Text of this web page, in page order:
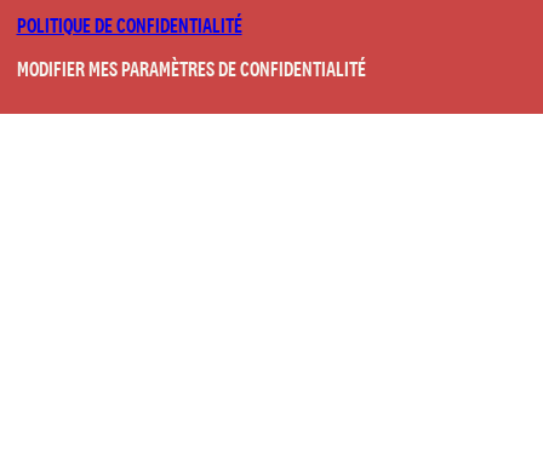
POLITIQUE DE CONFIDENTIALITÉ
MODIFIER MES PARAMÈTRES DE CONFIDENTIALITÉ